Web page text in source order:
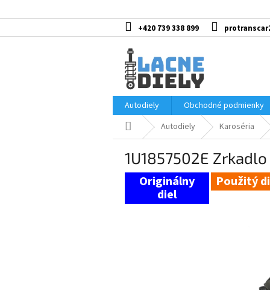
na
+420 739 338 899
Autodiely
Obchodné podmienky
DomovAutodiely Karoséria
1U1857502E Zrkadlo
Použitý